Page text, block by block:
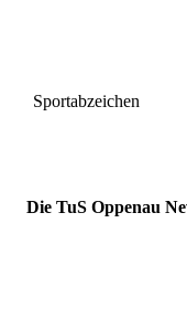
Sportabzeichen
Die TuS Oppenau